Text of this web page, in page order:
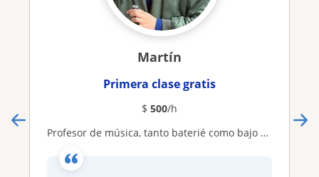
Martín
Primera clase gratis
$ 500/h
Profesor de música, tanto baterié como bajo eléctrico